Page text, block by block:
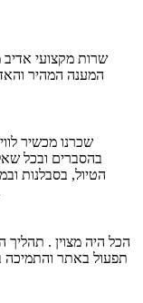
שרות מקצועי אדיב
המענה המהיר
שכרנו מכשיר
בהסברים ובכל
הטיול, בסבלנות
הכל היה מצוין .
תפעול באתר